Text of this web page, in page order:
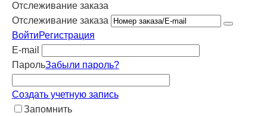
Отслеживание заказа
Отслеживание заказа
ВойтиРегистрация
E-mail
ПарольЗабыли пароль?
Создать учетную запись
Запомнить